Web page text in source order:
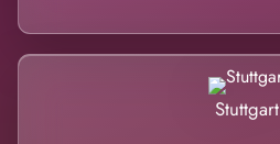
Stuttgart